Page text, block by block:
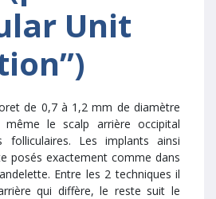
Unit
de 0,7 à 1,2 mm de diamètre
le scalp arrière occipital
folliculaires. Les implants ainsi
posés exactement comme dans
Entre les 2 techniques il
qui diffère, le reste suit le